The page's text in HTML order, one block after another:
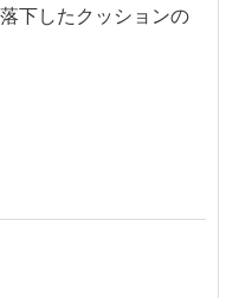
下したクッションの